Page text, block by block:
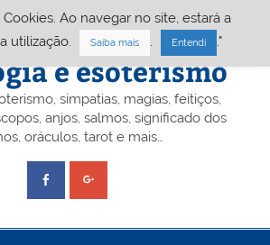
A&E – Portal
e esoterismo
simpatias, magias, feitiços,
anjos, salmos, significado dos
oráculos, tarot e mais…
Ao navegar no site, estará a
utilização.
Saiba mais Entendi ."